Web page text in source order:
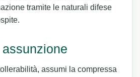
tramite le naturali difese
assumi la compressa